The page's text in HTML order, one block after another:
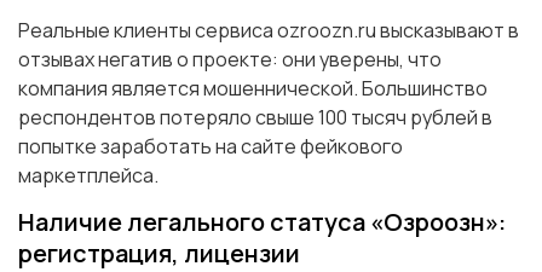
Реальные клиенты сервиса ozroozn.ru высказывают в
отзывах негатив о проекте: они уверены, что
компания является мошеннической. Большинство
респондентов потеряло свыше 100 тысяч рублей в
попытке заработать на сайте фейкового
маркетплейса.
Наличие легального статуса «Озроозн»:
регистрация, лицензии